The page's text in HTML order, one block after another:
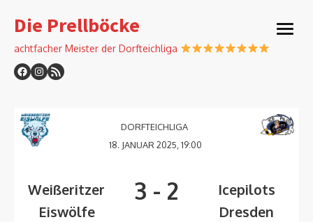
to
Die Prellböcke
achtfacher Meister der Dorfteichliga
open
DORFTEICHLIGA
18. JANUAR 2025, 19:00
Weißeritzer
Eiswölfe
3 - 2
Icepilots
Dresden